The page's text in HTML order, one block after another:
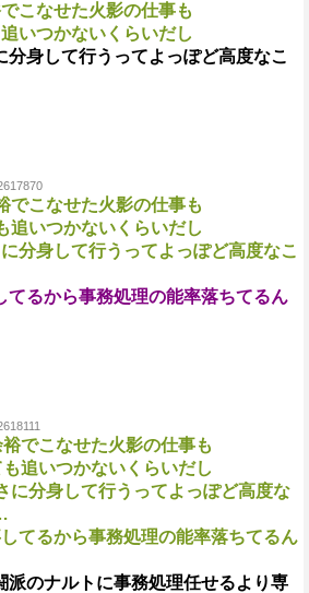
こなせた火影の仕事も
いつかないくらいだし
分身して行うってよっぽど高度なこ
でこなせた火影の仕事も
追いつかないくらいだし
分身して行うってよっぽど高度なこ
てるから事務処理の能率落ちてるん
でこなせた火影の仕事も
追いつかないくらいだし
に分身して行うってよっぽど高度な
てるから事務処理の能率落ちてるん
派のナルトに事務処理任せるより専